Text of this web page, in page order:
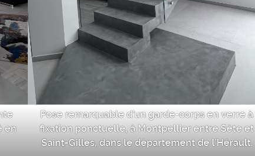
en
Pose remarquable d’un garde-corps en verre à
fixation ponctuelle, à Montpellier entre Sète et
Saint-Gilles, dans le département de l’Hérault.